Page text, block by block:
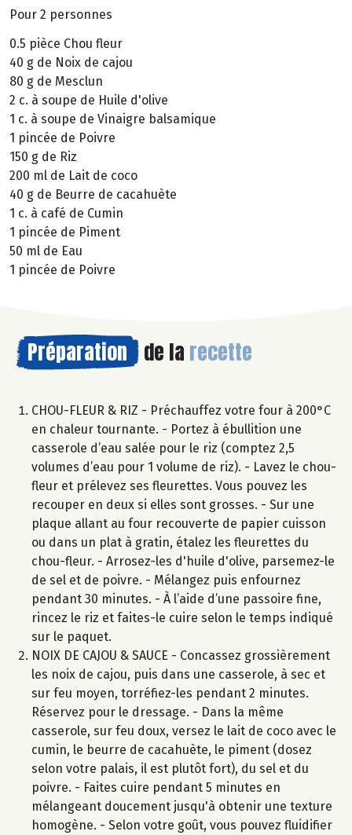
Pour 2 personnes
0.5 pièce Chou fleur
40 g de Noix de cajou
80 g de Mesclun
2 c. à soupe de Huile d'olive
1 c. à soupe de Vinaigre balsamique
1 pincée de Poivre
150 g de Riz
200 ml de Lait de coco
40 g de Beurre de cacahuète
1 c. à café de Cumin
1 pincée de Piment
50 ml de Eau
1 pincée de Poivre
Préparation de la recette
CHOU-FLEUR & RIZ - Préchauffez votre four à 200°C
en chaleur tournante. - Portez à ébullition une
casserole d’eau salée pour le riz (comptez 2,5
volumes d’eau pour 1 volume de riz). - Lavez le chou-
fleur et prélevez ses fleurettes. Vous pouvez les
recouper en deux si elles sont grosses. - Sur une
plaque allant au four recouverte de papier cuisson
ou dans un plat à gratin, étalez les fleurettes du
chou-fleur. - Arrosez-les d'huile d'olive, parsemez-le
de sel et de poivre. - Mélangez puis enfournez
pendant 30 minutes. - À l’aide d’une passoire fine,
rincez le riz et faites-le cuire selon le temps indiqué
sur le paquet.
NOIX DE CAJOU & SAUCE - Concassez grossièrement
les noix de cajou, puis dans une casserole, à sec et
sur feu moyen, torréfiez-les pendant 2 minutes.
Réservez pour le dressage. - Dans la même
casserole, sur feu doux, versez le lait de coco avec le
cumin, le beurre de cacahuète, le piment (dosez
selon votre palais, il est plutôt fort), du sel et du
poivre. - Faites cuire pendant 5 minutes en
mélangeant doucement jusqu'à obtenir une texture
homogène. - Selon votre goût, vous pouvez fluidifier